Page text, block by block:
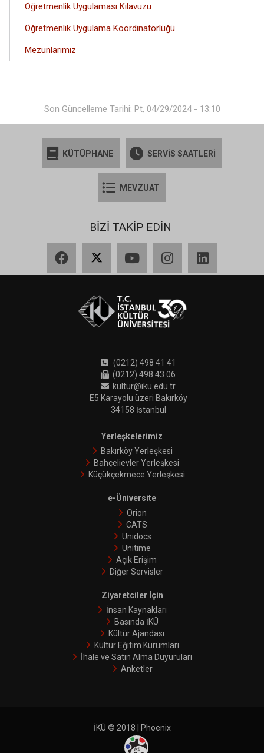
Öğretmenlik Uygulaması Kılavuzu
Öğretmenlik Uygulama Koordinatörlüğü
Mezunlarımız
Son Güncelleme Tarihi: Pt, 04/29/2024 - 13:10
KÜTÜPHANE SERVİS SAATLERİ
MEVZUAT
BİZİ TAKİP EDİN
(0212) 498 41 41
(0212) 498 43 06
kultur@iku.edu.tr
E5 Karayolu üzeri Bakırköy
34158 İstanbul
Yerleşkelerimiz
Bakırköy Yerleşkesi
Bahçelievler Yerleşkesi
Küçükçekmece Yerleşkesi
e-Üniversite
Orion
CATS
Unidocs
Unitime
Açık Erişim
Diğer Servisler
Ziyaretciler İçin
İnsan Kaynakları
Basında İKÜ
Kültür Ajandası
Kültür Eğitim Kurumları
İhale ve Satın Alma Duyuruları
Anketler
İKÜ © 2018 | Phoenix